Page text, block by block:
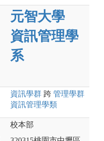
元智大學
資訊管理學
系
資訊學群 跨 管理學群
資訊管理學類
校本部